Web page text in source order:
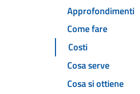
Approfondimenti
Come fare
Costi
Cosa serve
Cosa si ottiene